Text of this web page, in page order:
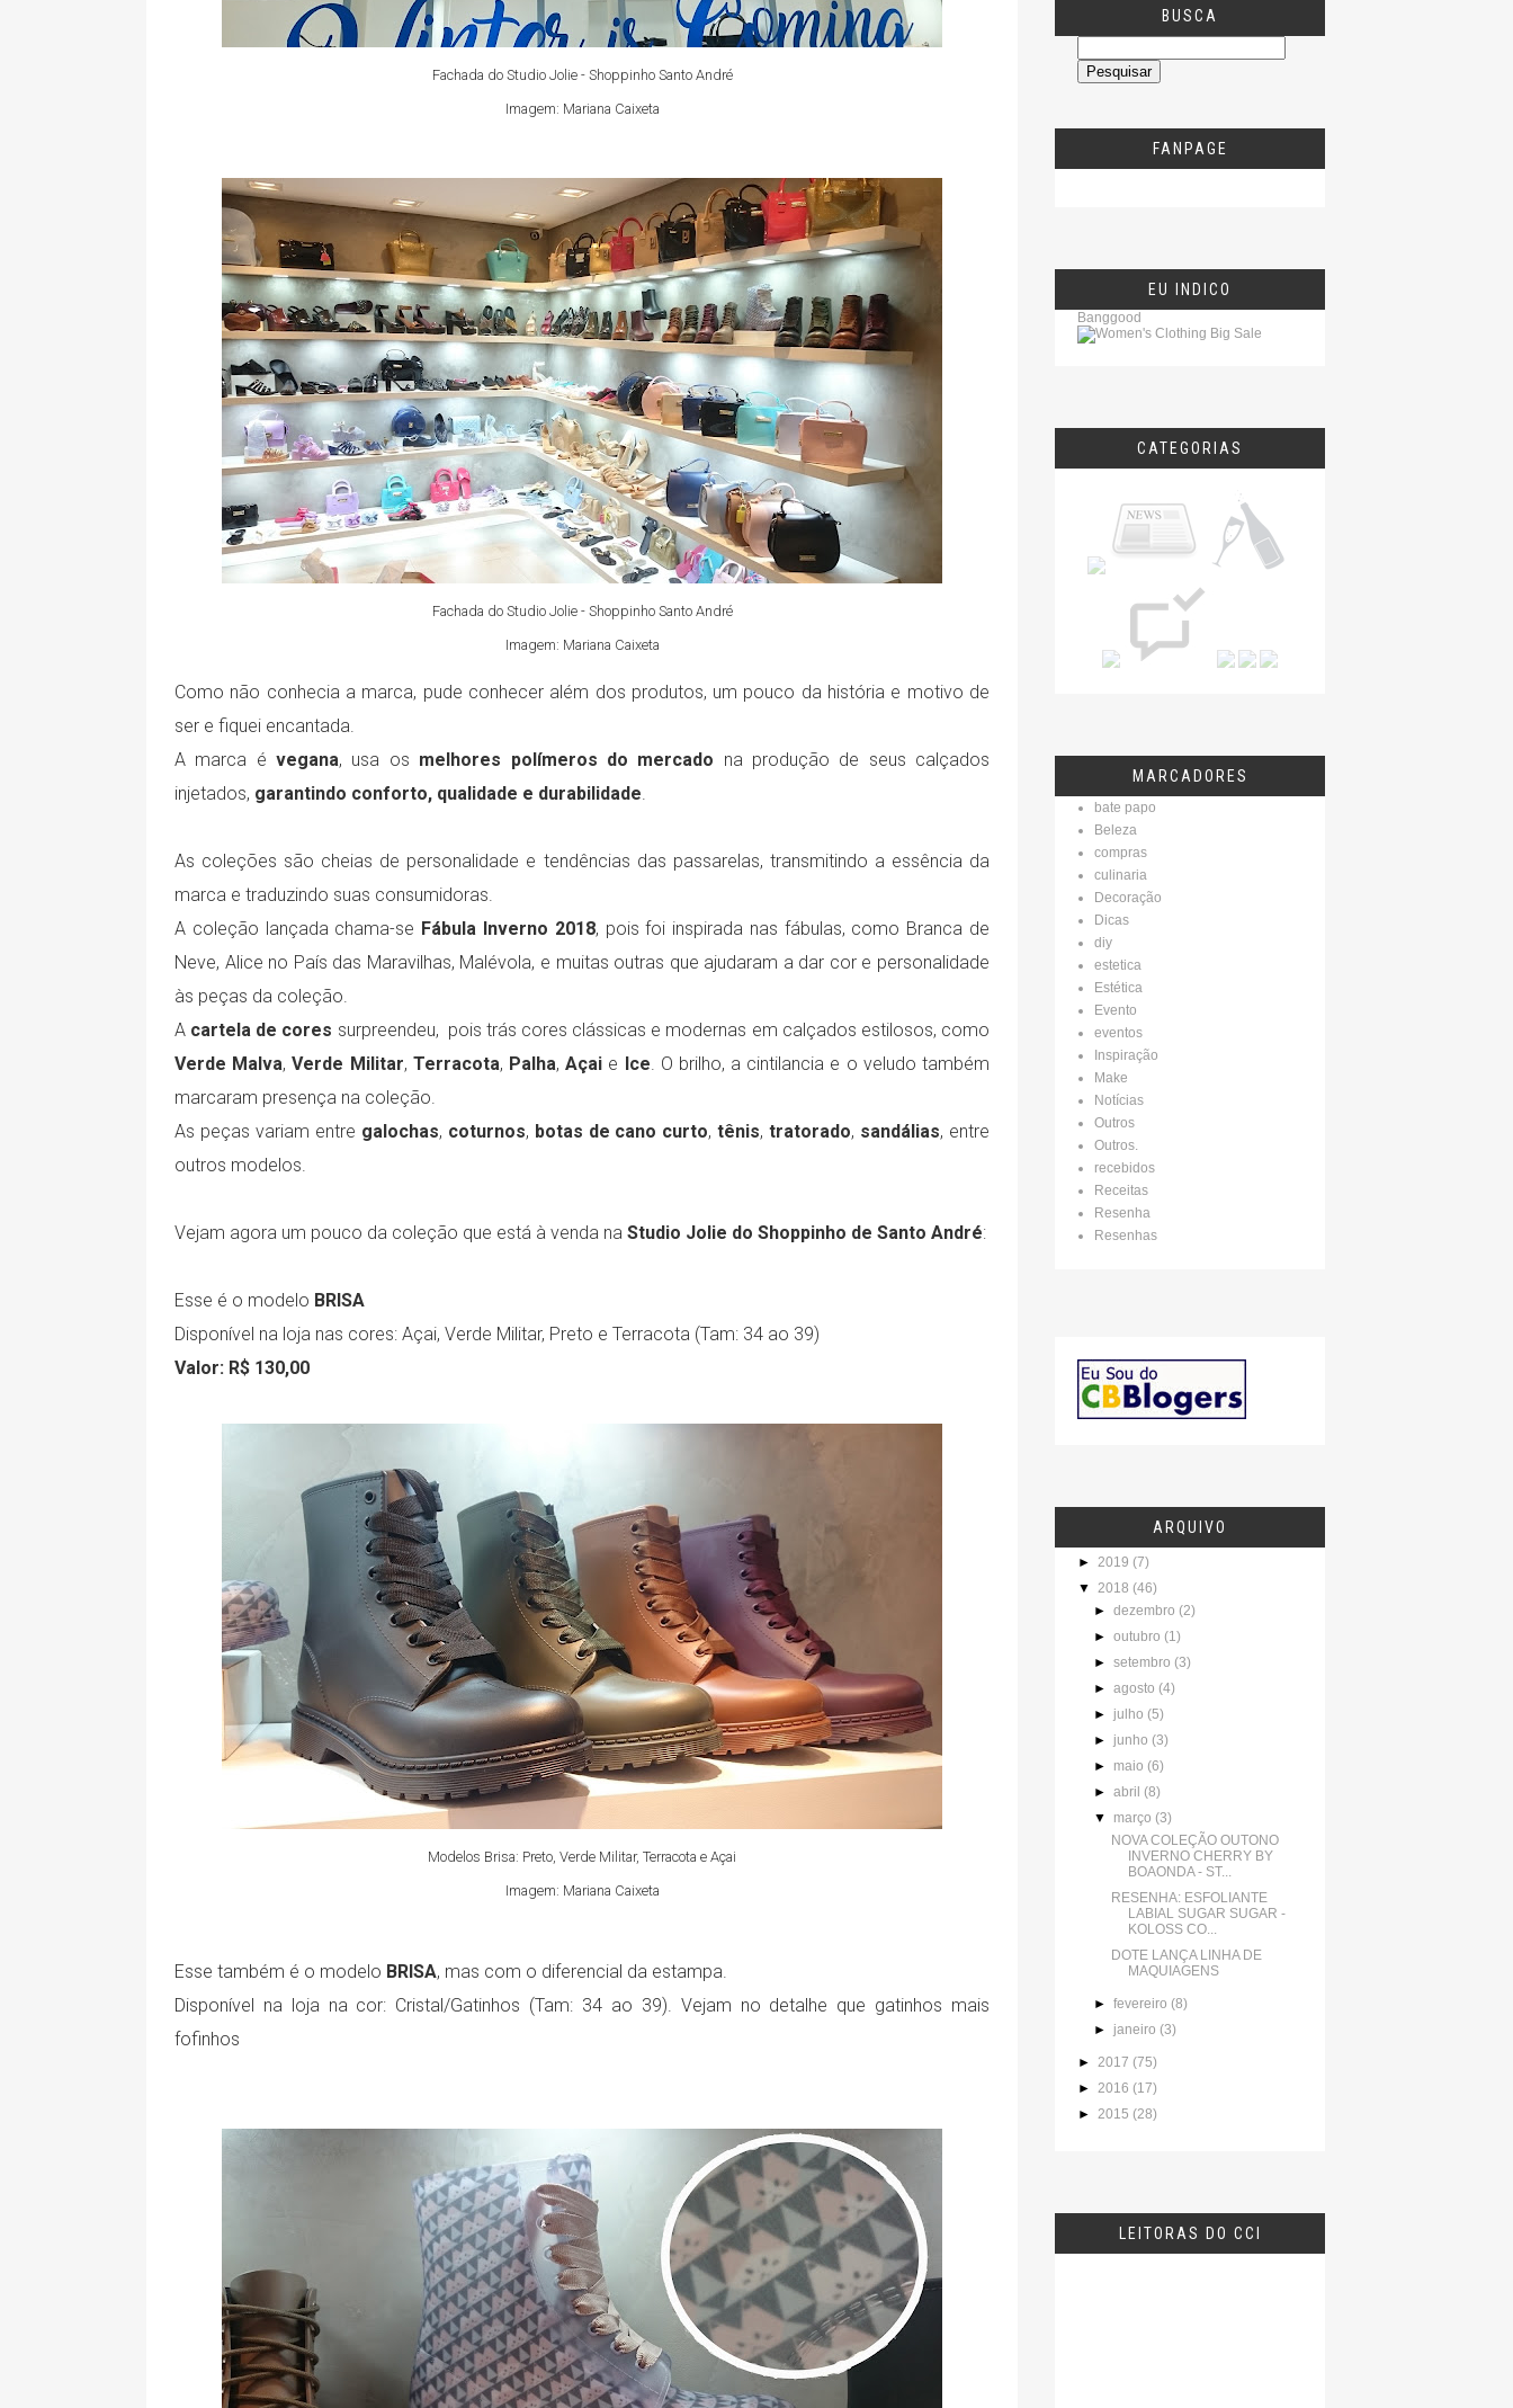
Fachada do Studio Jolie - Shoppinho Santo André
Imagem: Mariana Caixeta
Fachada do Studio Jolie - Shoppinho Santo André
Imagem: Mariana Caixeta
Como não conhecia a marca, pude conhecer além dos produtos, um pouco da história e motivo de
ser e fiquei encantada.
A marca évegana, usa os melhores polímeros do mercado na produção de seus calçados
injetados, garantindo conforto, qualidade e durabilidade.
As coleções são cheias de personalidade e tendências das passarelas, transmitindo a essência da
marca e traduzindo suas consumidoras.
A coleção lançada chama-se Fábula Inverno 2018, pois foi inspirada nas fábulas, como Branca de
Neve, Alice no País das Maravilhas, Malévola, e muitas outras que ajudaram a dar cor e personalidade
às peças da coleção.
A cartela de cores surpreendeu, pois trás cores clássicas e modernas em calçados estilosos, como
Verde Malva,Verde Militar, Terracota, Palha,Açai e Ice. O brilho, a cintilancia e o veludo também
marcaram presença na coleção.
As peças variam entre galochas, coturnos, botas de cano curto,tênis,tratorado, sandálias, entre
outros modelos.
Vejam agora um pouco da coleção que está à venda na Studio Jolie do Shoppinho de Santo André:
Esse é o modelo BRISA
Disponível na loja nas cores: Açai, Verde Militar, Preto e Terracota (Tam: 34 ao 39)
Valor: R$ 130,00
Modelos Brisa: Preto, Verde Militar, Terracota e Açai
Imagem: Mariana Caixeta
Esse também é o modelo BRISA, mas com o diferencial da estampa.
Disponível na loja na cor: Cristal/Gatinhos (Tam: 34 ao 39). Vejam no detalhe que gatinhos mais
fofinhos
BUSCA
FANPAGE
EU INDICO
Banggood
CATEGORIAS
MARCADORES
bate papo
Beleza
compras
culinaria
Decoração
Dicas
diy
estetica
Estética
Evento
eventos
Inspiração
Make
Notícias
Outros
Outros.
recebidos
Receitas
Resenha
Resenhas
ARQUIVO
► 2019 (7)
▼ 2018 (46)
►dezembro (2)
►outubro (1)
►setembro (3)
►agosto (4)
► julho (5)
► junho (3)
► maio (6)
►abril (8)
▼
março (3)
NOVA COLEÇÃO OUTONO
INVERNO CHERRY BY
BOAONDA - ST...
RESENHA: ESFOLIANTE
LABIAL SUGAR SUGAR -
KOLOSS CO...
DOTE LANÇA LINHA DE
MAQUIAGENS
►fevereiro (8)
► janeiro (3)
► 2017 (75)
► 2016 (17)
► 2015 (28)
LEITORAS DO CCI